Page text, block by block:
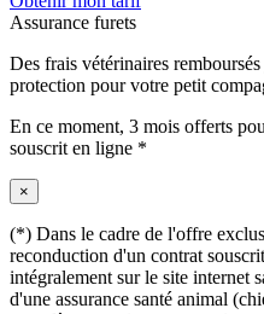
Assurance furets
Des frais vétérinaires
protection pour votre petit
En ce moment, 3 mois offerts
souscrit en ligne *
×
(*) Dans le cadre de l'offre
reconduction d'un contrat
intégralement sur le site internet
d'une assurance santé animal